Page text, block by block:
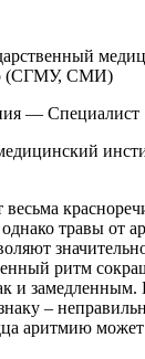
(СГМУ, СМИ)
— Специалист
травы от
ритм
и замедленным.
–
аритмию